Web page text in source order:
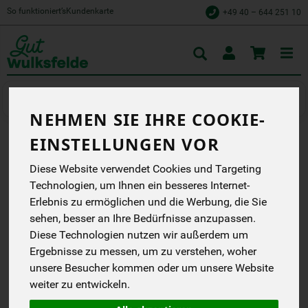
NEHMEN SIE IHRE COOKIE-
EINSTELLUNGEN VOR
Diese Website verwendet Cookies und Targeting
Technologien, um Ihnen ein besseres Internet-
Erlebnis zu ermöglichen und die Werbung, die Sie
sehen, besser an Ihre Bedürfnisse anzupassen.
Diese Technologien nutzen wir außerdem um
Ergebnisse zu messen, um zu verstehen, woher
unsere Besucher kommen oder um unsere Website
weiter zu entwickeln.
So funktioniert’s Kundenkarte +49 40 – 644 251 10
SCHOKOLADE FEINE
BITTER MALLORCA FLOR
DE SAL 75% CACAO
PANAMA
Premium Qualität, ohne
Lezithin, 100 % bio
Toggle
cart